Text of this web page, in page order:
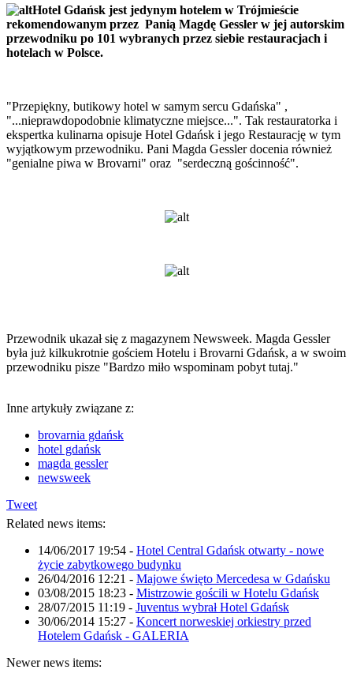
Hotel Gdańsk jest jedynym hotelem w Trójmieście
rekomendowanym przez Panią Magdę Gessler w jej autorskim
przewodniku po 101 wybranych przez siebie restauracjach i
hotelach w Polsce.
"Przepiękny, butikowy hotel w samym sercu Gdańska" ,
"...nieprawdopodobnie klimatyczne miejsce...". Tak restauratorka i
ekspertka kulinarna opisuje Hotel Gdańsk i jego Restaurację w tym
wyjątkowym przewodniku. Pani Magda Gessler docenia również
"genialne piwa w Brovarni" oraz "serdeczną gościnność".
Przewodnik ukazał się z magazynem Newsweek. Magda Gessler
była już kilkukrotnie gościem Hotelu i Brovarni Gdańsk, a w swoim
przewodniku pisze "Bardzo miło wspominam pobyt tutaj."
Inne artykuły związane z:
brovarnia gdańsk
hotel gdańsk
magda gessler
newsweek
Tweet
Related news items:
14/06/2017 19:54 - Hotel Central Gdańsk otwarty - nowe
życie zabytkowego budynku
26/04/2016 12:21 - Majowe święto Mercedesa w Gdańsku
03/08/2015 18:23 - Mistrzowie gościli w Hotelu Gdańsk
28/07/2015 11:19 - Juventus wybrał Hotel Gdańsk
30/06/2014 15:27 - Koncert norweskiej orkiestry przed
Hotelem Gdańsk - GALERIA
Newer news items: